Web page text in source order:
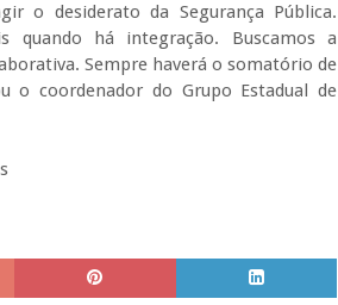
o desiderato da Segurança Pública.
quando há integração. Buscamos a
Sempre haverá o somatório de
o coordenador do Grupo Estadual de